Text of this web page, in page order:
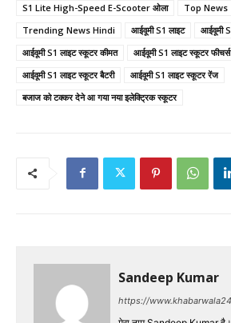
S1 Lite High-Speed E-Scooter ओला
Top News
Trending News Hindi
आईवूमी S1 लाइट
आईवूमी
आईवूमी S1 लाइट स्कूटर कीमत
आईवूमी S1 लाइट स्कूटर फीचर्स
आईवूमी S1 लाइट स्कूटर बैटरी
आईवूमी S1 लाइट स्कूटर रेंज
बजाज को टक्कर देने आ गया नया इलेक्ट्रिक स्कूटर
Sandeep Kumar
https://